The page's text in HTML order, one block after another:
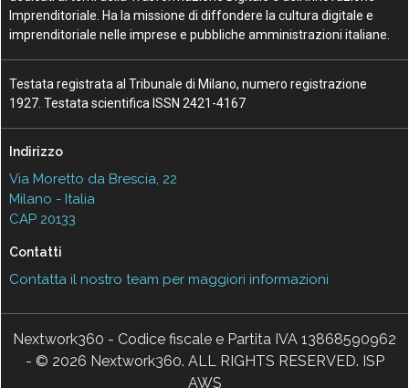
Imprenditoriale. Ha la missione di diffondere la cultura digitale e
imprenditoriale nelle imprese e pubbliche amministrazioni italiane.
Testata registrata al Tribunale di Milano, numero registrazione
1927. Testata scientifica ISSN 2421-4167
Indirizzo
Via Moretto da Brescia, 22
Milano - Italia
CAP 20133
Contatti
Contatta il nostro team per maggiori informazioni
Nextwork360 - Codice fiscale e Partita IVA 13868590962
- © 2026 Nextwork360. ALL RIGHTS RESERVED. ISP
AWS